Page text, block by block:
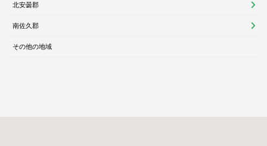
北安曇郡
南佐久郡
その他の地域